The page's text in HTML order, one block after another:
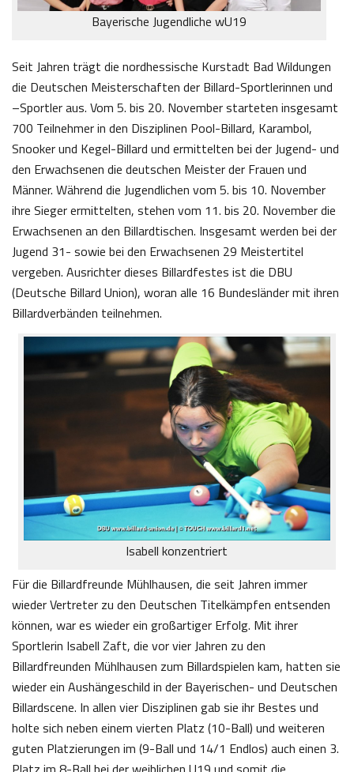
Bayerische Jugendliche wU19
Seit Jahren trägt die nordhessische Kurstadt Bad Wildungen
die Deutschen Meisterschaften der Billard-Sportlerinnen und
–Sportler aus. Vom 5. bis 20. November starteten insgesamt
700 Teilnehmer in den Disziplinen Pool-Billard, Karambol,
Snooker und Kegel-Billard und ermittelten bei der Jugend- und
den Erwachsenen die deutschen Meister der Frauen und
Männer. Während die Jugendlichen vom 5. bis 10. November
ihre Sieger ermittelten, stehen vom 11. bis 20. November die
Erwachsenen an den Billardtischen. Insgesamt werden bei der
Jugend 31- sowie bei den Erwachsenen 29 Meistertitel
vergeben. Ausrichter dieses Billardfestes ist die DBU
(Deutsche Billard Union), woran alle 16 Bundesländer mit ihren
Billardverbänden teilnehmen.
Isabell konzentriert
Für die Billardfreunde Mühlhausen, die seit Jahren immer
wieder Vertreter zu den Deutschen Titelkämpfen entsenden
können, war es wieder ein großartiger Erfolg. Mit ihrer
Sportlerin Isabell Zaft, die vor vier Jahren zu den
Billardfreunden Mühlhausen zum Billardspielen kam, hatten sie
wieder ein Aushängeschild in der Bayerischen- und Deutschen
Billardscene. In allen vier Disziplinen gab sie ihr Bestes und
holte sich neben einem vierten Platz (10-Ball) und weiteren
guten Platzierungen im (9-Ball und 14/1 Endlos) auch einen 3.